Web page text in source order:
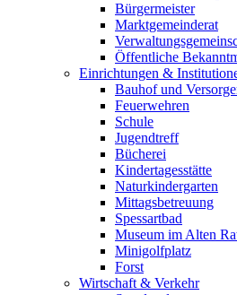
Bürgermeister
Marktgemeinderat
Öffentliche
Einrichtungen &
Bauhof und
Feuerwehren
Schule
Jugendtreff
Bücherei
Kindertagesstätte
Naturkindergarten
Mittagsbetreuung
Spessartbad
Museum im Alten
Minigolfplatz
Forst
Wirtschaft & Verkehr